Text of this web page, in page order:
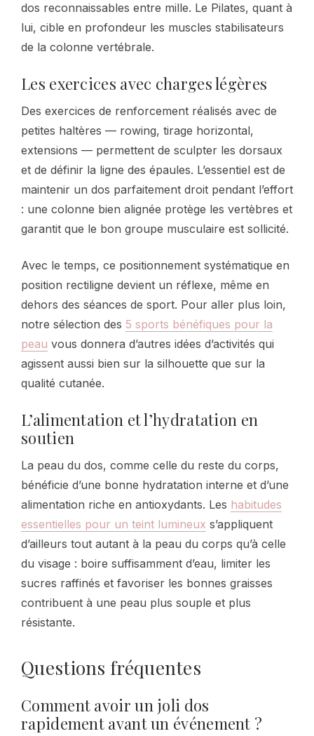
dos reconnaissables entre mille. Le Pilates, quant à
lui, cible en profondeur les muscles stabilisateurs
de la colonne vertébrale.
Les exercices avec charges légères
Des exercices de renforcement réalisés avec de
petites haltères — rowing, tirage horizontal,
extensions — permettent de sculpter les dorsaux
et de définir la ligne des épaules. L’essentiel est de
maintenir un dos parfaitement droit pendant l’effort
: une colonne bien alignée protège les vertèbres et
garantit que le bon groupe musculaire est sollicité.
Avec le temps, ce positionnement systématique en
position rectiligne devient un réflexe, même en
dehors des séances de sport. Pour aller plus loin,
notre sélection des 5 sports bénéfiques pour la
peau vous donnera d’autres idées d’activités qui
agissent aussi bien sur la silhouette que sur la
qualité cutanée.
L’alimentation et l’hydratation en
soutien
La peau du dos, comme celle du reste du corps,
bénéficie d’une bonne hydratation interne et d’une
alimentation riche en antioxydants. Les habitudes
essentielles pour un teint lumineux s’appliquent
d’ailleurs tout autant à la peau du corps qu’à celle
du visage : boire suffisamment d’eau, limiter les
sucres raffinés et favoriser les bonnes graisses
contribuent à une peau plus souple et plus
résistante.
Questions fréquentes
Comment avoir un joli dos
rapidement avant un événement ?